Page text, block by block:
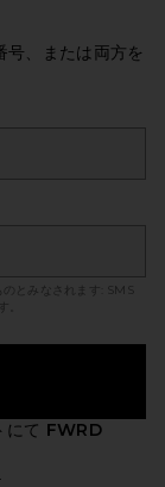
号、または両方を
とみなされます:
SMS
。
にて FWRD